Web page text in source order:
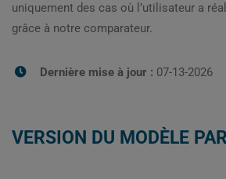
uniquement des cas où l’utilisateur a
grâce à notre comparateur.
Dernière mise à jour : 07-13-2026
VERSION DU MODÈLE